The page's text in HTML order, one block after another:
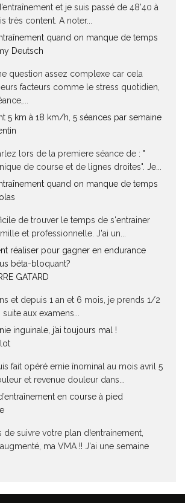
et je suis passé de 48’40 à
très content. A noter...
quand on manque de temps
Deutsch
question assez complexe car cela
facteurs comme le stress quotidien,
5 km à 18 km/h, 5 séances par semaine
lors de la premiere séance de : "
de course et de lignes droites". Je...
quand on manque de temps
de trouver le temps de s'entrainer
et professionnelle. J'ai un...
réaliser pour gagner en endurance
béta-bloquant?
GATARD
et depuis 1 an et 6 mois, je prends 1/2
aux examens...
inguinale, j’ai toujours mal !
fait opéré ernie înominal au mois avril 5
et revenue douleur dans...
en course à pied
de suivre votre plan d!entrainement,
ma VMA !! J'ai une semaine